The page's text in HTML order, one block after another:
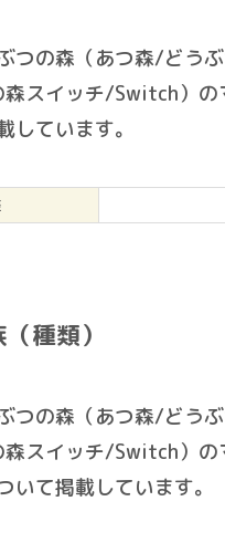
つの森（あつ森/どう
スイッチ/Switch）の
しています。
種類）
つの森（あつ森/どう
スイッチ/Switch）の
いて掲載しています。